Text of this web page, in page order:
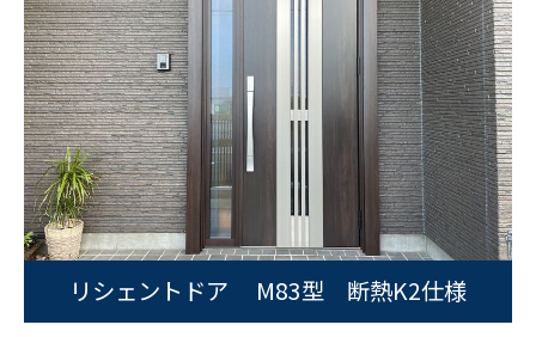
リシェントドア M83型 断熱K2仕様